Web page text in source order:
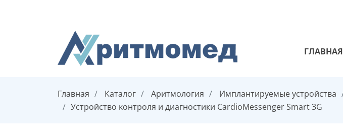
ГЛАВНАЯ
Главная Каталог Аритмология Имплантируемые устройства
Устройство контроля и диагностики CardioMessenger Smart 3G